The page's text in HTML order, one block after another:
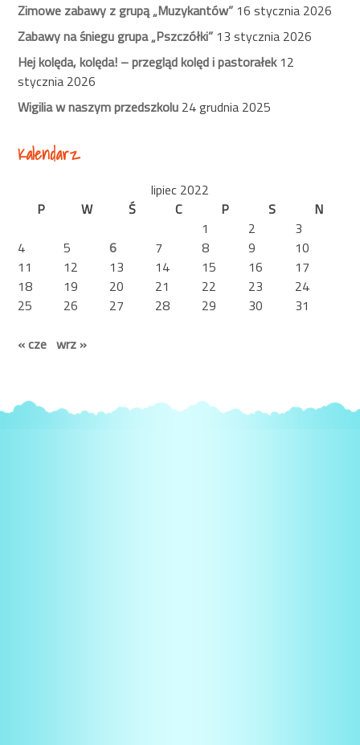
Zimowe zabawy z grupą „Muzykantów” 16 stycznia 2026
Zabawy na śniegu grupa „Pszczółki” 13 stycznia 2026
Hej kolęda, kolęda! – przegląd kolęd i pastorałek12
stycznia 2026
Wigilia w naszym przedszkolu 24 grudnia 2025
Kalendarz
lipiec 2022
P
W Ś C P S
N
1
2
3
4
5 6 7 8 9
10
11
12 13 14 15 16
17
18
19 20 21 22 23
24
25
26 27 28 29 30
31
« cze wrz »